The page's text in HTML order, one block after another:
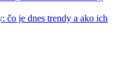
čo je dnes trendy a ako ich